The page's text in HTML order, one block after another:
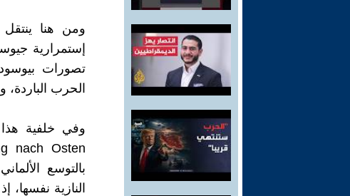
ومن هنا ينتقل
إستمرارية
تصورات
الحرب الباردة،
وفي خلفية هذا
بالتوسع
النازية نفسها،